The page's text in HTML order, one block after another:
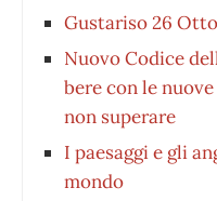
Gustariso 26
Nuovo Codice
bere con le
non superare
I paesaggi e gli
mondo